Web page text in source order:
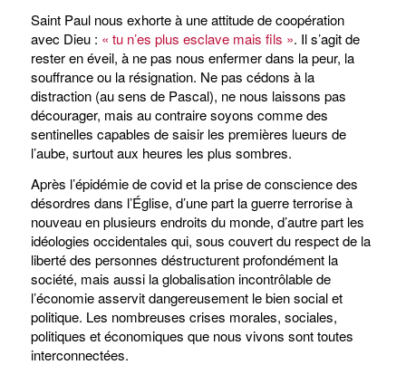
Saint Paul nous exhorte à une attitude de coopération
avec Dieu : « tu n’es plus esclave mais fils ». Il s’agit de
rester en éveil, à ne pas nous enfermer dans la peur, la
souffrance ou la résignation. Ne pas cédons à la
distraction (au sens de Pascal), ne nous laissons pas
décourager, mais au contraire soyons comme des
sentinelles capables de saisir les premières lueurs de
l’aube, surtout aux heures les plus sombres.
Après l’épidémie de covid et la prise de conscience des
désordres dans l’Église, d’une part la guerre terrorise à
nouveau en plusieurs endroits du monde, d’autre part les
idéologies occidentales qui, sous couvert du respect de la
liberté des personnes déstructurent profondément la
société, mais aussi la globalisation incontrôlable de
l’économie asservit dangereusement le bien social et
politique. Les nombreuses crises morales, sociales,
politiques et économiques que nous vivons sont toutes
interconnectées.